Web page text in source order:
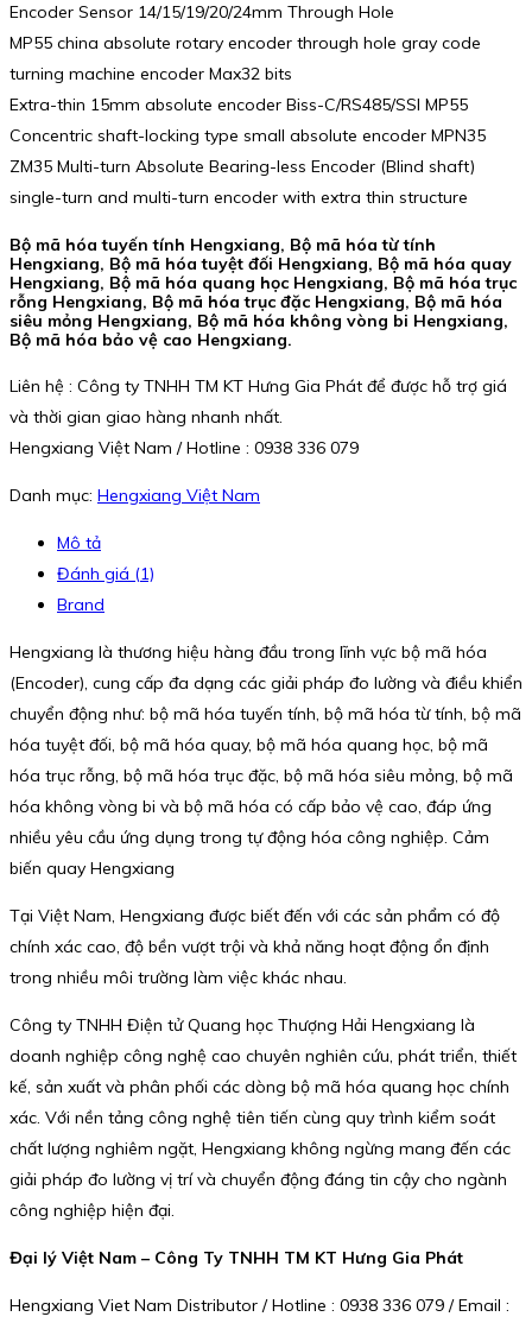
Encoder Sensor 14/15/19/20/24mm Through Hole
MP55 china absolute rotary encoder through hole gray code
turning machine encoder Max32 bits
Extra-thin 15mm absolute encoder Biss-C/RS485/SSI MP55
Concentric shaft-locking type small absolute encoder MPN35
ZM35 Multi-turn Absolute Bearing-less Encoder (Blind shaft)
single-turn and multi-turn encoder with extra thin structure
Bộ mã hóa tuyến tính Hengxiang, Bộ mã hóa từ tính
Hengxiang, Bộ mã hóa tuyệt đối Hengxiang, Bộ mã hóa quay
Hengxiang, Bộ mã hóa quang học Hengxiang, Bộ mã hóa trục
rỗng Hengxiang, Bộ mã hóa trục đặc Hengxiang, Bộ mã hóa
siêu mỏng Hengxiang, Bộ mã hóa không vòng bi Hengxiang,
Bộ mã hóa bảo vệ cao Hengxiang.
Liên hệ : Công ty TNHH TM KT Hưng Gia Phát để được hỗ trợ giá
và thời gian giao hàng nhanh nhất.
Hengxiang Việt Nam / Hotline : 0938 336 079
Danh mục: Hengxiang Việt Nam
Mô tả
Đánh giá (1)
Brand
Hengxiang là thương hiệu hàng đầu trong lĩnh vực bộ mã hóa
(Encoder), cung cấp đa dạng các giải pháp đo lường và điều khiển
chuyển động như: bộ mã hóa tuyến tính, bộ mã hóa từ tính, bộ mã
hóa tuyệt đối, bộ mã hóa quay, bộ mã hóa quang học, bộ mã
hóa trục rỗng, bộ mã hóa trục đặc, bộ mã hóa siêu mỏng, bộ mã
hóa không vòng bi và bộ mã hóa có cấp bảo vệ cao, đáp ứng
nhiều yêu cầu ứng dụng trong tự động hóa công nghiệp. Cảm
biến quay Hengxiang
Tại Việt Nam, Hengxiang được biết đến với các sản phẩm có độ
chính xác cao, độ bền vượt trội và khả năng hoạt động ổn định
trong nhiều môi trường làm việc khác nhau.
Công ty TNHH Điện tử Quang học Thượng Hải Hengxiang là
doanh nghiệp công nghệ cao chuyên nghiên cứu, phát triển, thiết
kế, sản xuất và phân phối các dòng bộ mã hóa quang học chính
xác. Với nền tảng công nghệ tiên tiến cùng quy trình kiểm soát
chất lượng nghiêm ngặt, Hengxiang không ngừng mang đến các
giải pháp đo lường vị trí và chuyển động đáng tin cậy cho ngành
công nghiệp hiện đại.
Đại lý Việt Nam – Công Ty TNHH TM KT Hưng Gia Phát
Hengxiang Viet Nam Distributor / Hotline : 0938 336 079 / Email :